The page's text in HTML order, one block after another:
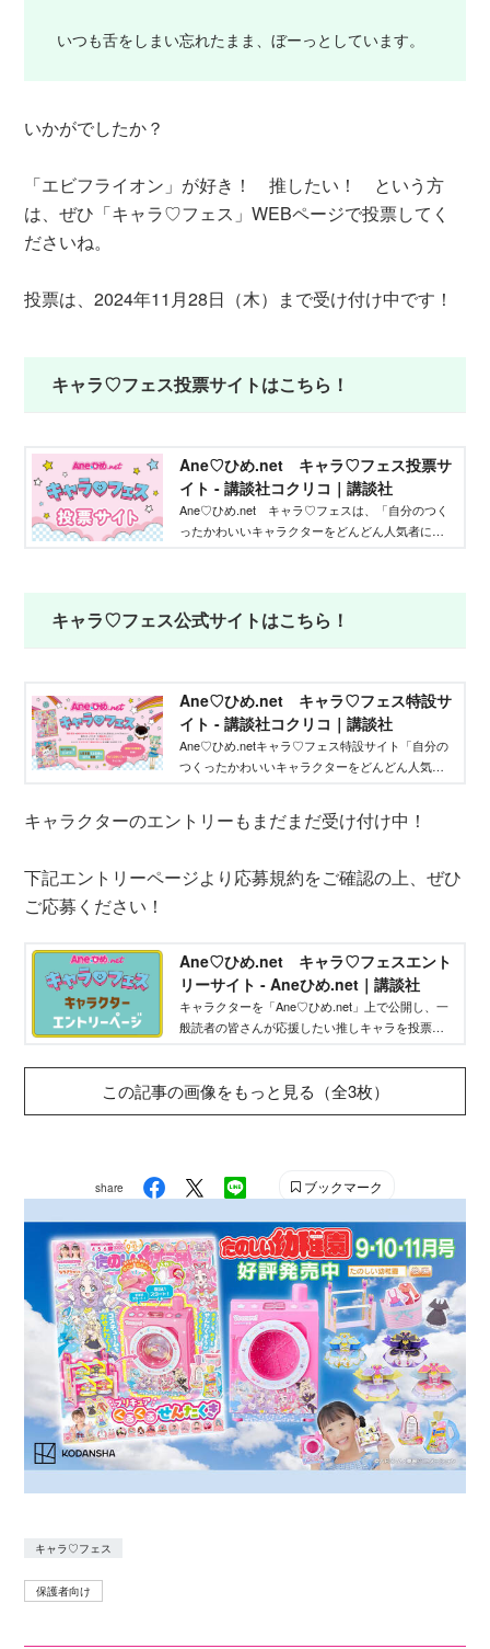
いつも舌をしまい忘れたまま、ぼーっとしています。
いかがでしたか？
「エビフライオン」が好き！ 推したい！ という方
は、ぜひ「キャラ♡フェス」WEBページで投票してく
ださいね。
投票は、2024年11月28日（木）まで受け付け中です！
キャラ♡フェス投票サイトはこちら！
Ane♡ひめ.net キャラ♡フェス投票サ
イト - 講談社コクリコ｜講談社
Ane♡ひめ.net キャラ♡フェスは、「自分のつく
ったかわいいキャラクターをどんどん人気者にし
ントリーされたキャラクターたちの中から推しを
見つけて、投票してくださいね！
キャラ♡フェス公式サイトはこちら！
Ane♡ひめ.net キャラ♡フェス特設サ
イト - 講談社コクリコ｜講談社
Ane♡ひめ.netキャラ♡フェス特設サイト「自分の
つくったかわいいキャラクターをどんどん人気者
作りたいクリエイターを応援するイベントです！
キャラクターのエントリーもまだまだ受け付け中！
下記エントリーページより応募規約をご確認の上、ぜひ
ご応募ください！
Ane♡ひめ.net キャラ♡フェスエント
リーサイト - Aneひめ.net｜講談社
キャラクターを「Ane♡ひめ.net」上で公開し、一
般読者の皆さんが応援したい推しキャラを投票す
ターの皆様には、雑誌での連載・書籍化・商品化
の道が開かれます。
この記事の画像をもっと見る（全3枚）
share ブックマーク
キャラ♡フェス
保護者向け